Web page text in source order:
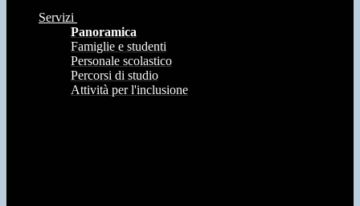
Servizi
Panoramica
Famiglie e studenti
Personale scolastico
Percorsi di studio
Attività per l'inclusione